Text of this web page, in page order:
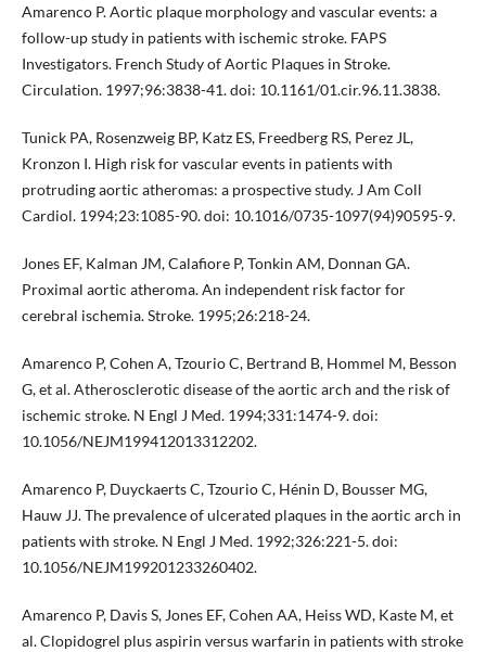
Amarenco P. Aortic plaque morphology and vascular events: a
follow-up study in patients with ischemic stroke. FAPS
Investigators. French Study of Aortic Plaques in Stroke.
Circulation. 1997;96:3838-41. doi: 10.1161/01.cir.96.11.3838.
Tunick PA, Rosenzweig BP, Katz ES, Freedberg RS, Perez JL,
Kronzon I. High risk for vascular events in patients with
protruding aortic atheromas: a prospective study. J Am Coll
Cardiol. 1994;23:1085-90. doi: 10.1016/0735-1097(94)90595-9.
Jones EF, Kalman JM, Calafiore P, Tonkin AM, Donnan GA.
Proximal aortic atheroma. An independent risk factor for
cerebral ischemia. Stroke. 1995;26:218-24.
Amarenco P, Cohen A, Tzourio C, Bertrand B, Hommel M, Besson
G, et al. Atherosclerotic disease of the aortic arch and the risk of
ischemic stroke. N Engl J Med. 1994;331:1474-9. doi:
10.1056/NEJM199412013312202.
Amarenco P, Duyckaerts C, Tzourio C, Hénin D, Bousser MG,
Hauw JJ. The prevalence of ulcerated plaques in the aortic arch in
patients with stroke. N Engl J Med. 1992;326:221-5. doi:
10.1056/NEJM199201233260402.
Amarenco P, Davis S, Jones EF, Cohen AA, Heiss WD, Kaste M, et
al. Clopidogrel plus aspirin versus warfarin in patients with stroke